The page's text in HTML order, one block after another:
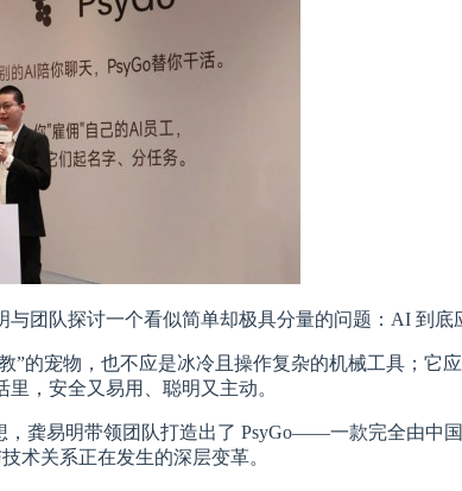
与团队探讨一个看似简单却极具分量的问题：AI 到底
”的宠物，也不应是冰冷且操作复杂的机械工具；
，安全又易用、聪明又主动。
，龚易明带领团队打造出了 PsyGo——一款完全由
术关系正在发生的深层变革。